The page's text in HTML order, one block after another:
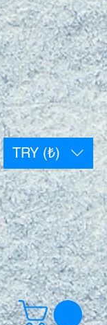
TRY (₺)